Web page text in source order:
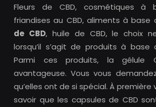
Fleurs de CBD, cosmétiques à
friandises au CBD, aliments à base
de CBD, huile de CBD, le choix
lorsqu’il s’agit de produits à base
Parmi ces produits, la gélule
avantageuse. Vous vous
qu’elles ont de si spécial. À première
savoir que les capsules de CBD